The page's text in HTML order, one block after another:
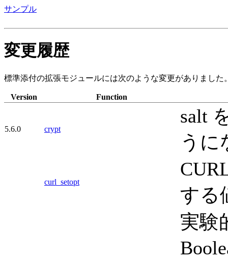
サンプル
変更履歴
標準添付の拡張モジュールには次のような変更がありました
Version Function
5.6.0 crypt
salt
うに
curl_setopt
する
実験